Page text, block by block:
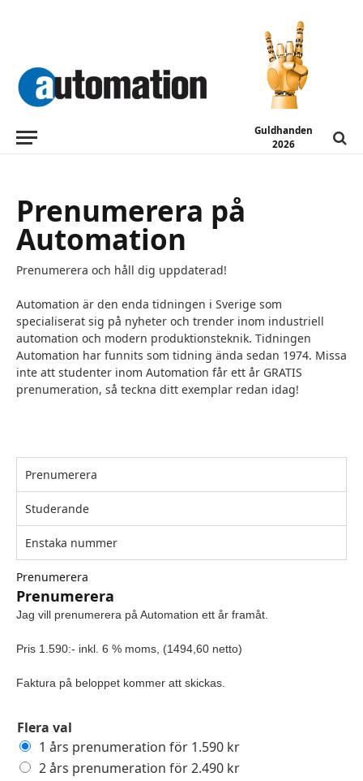
Guldhanden
2026
Prenumerera på
Automation
Prenumerera och håll dig uppdaterad!
Automation är den enda tidningen i Sverige som
specialiserat sig på nyheter och trender inom industriell
automation och modern produktionsteknik. Tidningen
Automation har funnits som tidning ända sedan 1974. Missa
inte att studenter inom Automation får ett år GRATIS
prenumeration, så teckna ditt exemplar redan idag!
Prenumerera
Studerande
Enstaka nummer
Prenumerera
Prenumerera
Jag vill prenumerera på Automation ett år framåt.
Pris 1.590:- inkl. 6 % moms, (1494,60 netto)
Faktura på beloppet kommer att skickas.
Flera val
1 års prenumeration för 1.590 kr
2 års prenumeration för 2.490 kr